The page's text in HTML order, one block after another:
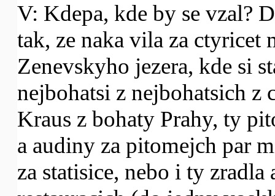
V: Kdepa, kde by se vzal?
tak, ze naka vila za ctyricet
Zenevskyho jezera, kde si
nejbohatsi z nejbohatsich z
Kraus z bohaty Prahy, ty
a audiny za pitomejch par
za statisice, nebo i ty